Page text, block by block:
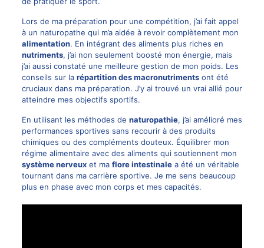
Lors de ma préparation pour une compétition, j’ai fait appel
à un naturopathe qui m’a aidée à revoir complètement mon
alimentation. En intégrant des aliments plus riches en
nutriments, j’ai non seulement boosté mon énergie, mais
j’ai aussi constaté une meilleure gestion de mon poids. Les
conseils sur la répartition des macronutrimentsont été
cruciaux dans ma préparation. J’y ai trouvé un vrai allié pour
atteindre mes objectifs sportifs.
En utilisant les méthodes de naturopathie, j’ai amélioré mes
performances sportives sans recourir à des produits
chimiques ou des compléments douteux. Équilibrer mon
régime alimentaire avec des aliments qui soutiennent mon
système nerveuxet ma flore intestinalea été un véritable
tournant dans ma carrière sportive. Je me sens beaucoup
plus en phase avec mon corps et mes capacités.